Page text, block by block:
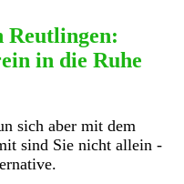
Reutlingen:
in die Ruhe
sich aber mit dem
sind Sie nicht allein -